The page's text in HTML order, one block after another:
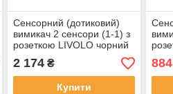
Сенсорний (дотиковий)
вимикач 2 сенсори (1-1) з
розеткою LIVOLO чорний
2 174₴
Купити
884